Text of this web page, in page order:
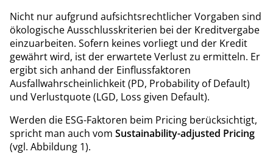
finanzierte Emissionen in ihrem Kreditportfolio.
Nicht nur aufgrund aufsichtsrechtlicher Vorgaben sind
ökologische Ausschlusskriterien bei der Kreditvergabe
einzuarbeiten. Sofern keines vorliegt und der Kredit
gewährt wird, ist der erwartete Verlust zu ermitteln. Er
ergibt sich anhand der Einflussfaktoren
Ausfallwahrscheinlichkeit (PD, Probability of Default)
und Verlustquote (LGD, Loss given Default).
Werden die ESG-Faktoren beim Pricing berücksichtigt,
spricht man auch vom Sustainability-adjusted Pricing
(vgl. Abbildung 1).